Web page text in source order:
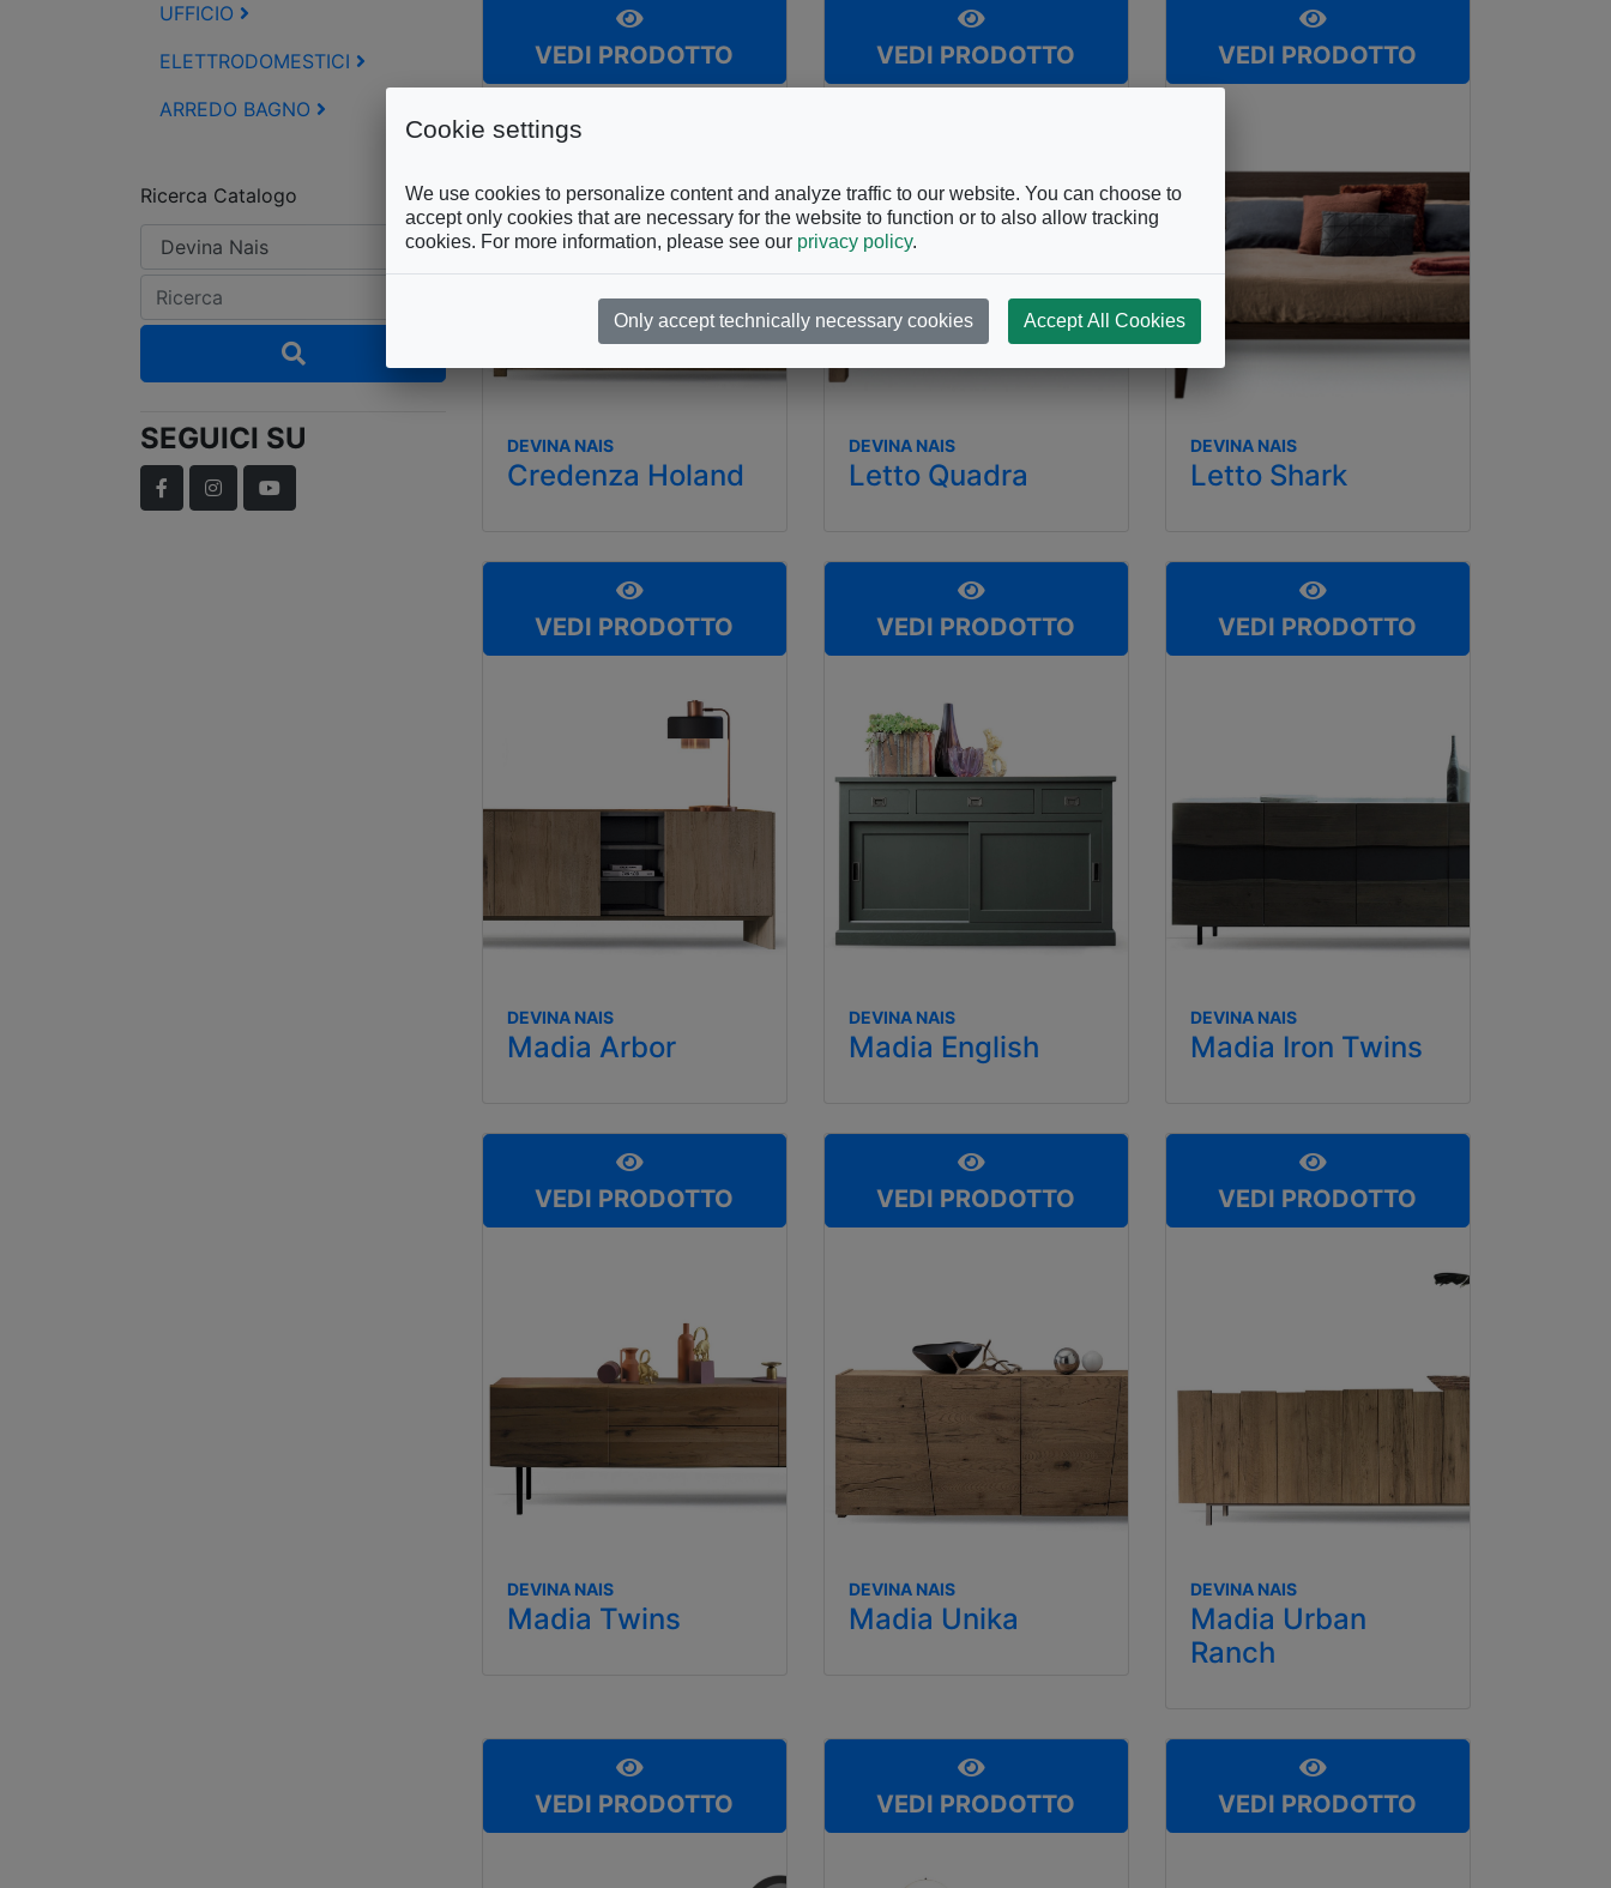
VEDI PRODOTTO
DEVINA NAIS
Credenza Holand
VEDI PRODOTTO
DEVINA NAIS
Letto Quadra
VEDI PRODOTTO
DEVINA NAIS
Letto Shark
VEDI PRODOTTO
DEVINA NAIS
Madia Arbor
VEDI PRODOTTO
DEVINA NAIS
Madia English
VEDI PRODOTTO
DEVINA NAIS
Madia Iron Twins
VEDI PRODOTTO
DEVINA NAIS
Madia Twins
VEDI PRODOTTO
DEVINA NAIS
Madia Unika
VEDI PRODOTTO
DEVINA NAIS
Madia Urban
Ranch
VEDI PRODOTTO VEDI PRODOTTO VEDI PRODOTTO
UFFICIO
ELETTRODOMESTICI
ARREDO BAGNO
Ricerca Catalogo
SEGUICI SU
FacebookInstagramYouTube
Cookie settings
We use cookies to personalize content and analyze traffic to our website. You can choose to
accept only cookies that are necessary for the website to function or to also allow tracking
cookies. For more information, please see our privacy policy.
Only accept technically necessary cookies Accept All Cookies